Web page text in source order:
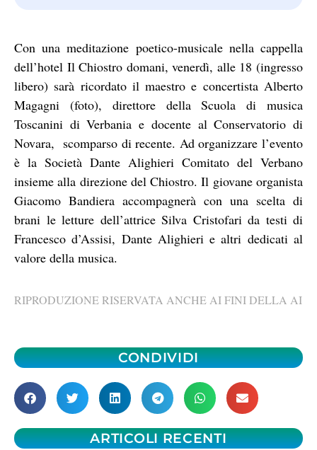
Con una meditazione poetico-musicale nella cappella
dell’hotel Il Chiostro domani, venerdì, alle 18 (ingresso
libero) sarà ricordato il maestro e concertista Alberto
Magagni (foto), direttore della Scuola di musica
Toscanini di Verbania e docente al Conservatorio di
Novara, scomparso di recente. Ad organizzare l’evento
è la Società Dante Alighieri Comitato del Verbano
insieme alla direzione del Chiostro. Il giovane organista
Giacomo Bandiera accompagnerà con una scelta di
brani le letture dell’attrice Silva Cristofari da testi di
Francesco d’Assisi, Dante Alighieri e altri dedicati al
valore della musica.
RIPRODUZIONE RISERVATA ANCHE AI FINI DELLA AI
CONDIVIDI
ARTICOLI RECENTI